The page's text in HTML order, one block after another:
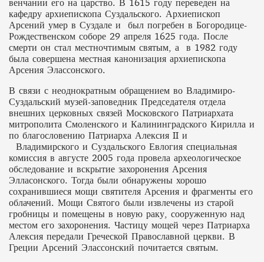
венчании его на царство. В 1615 году переведен на
кафедру архиепископа Суздальского. Архиепископ
Арсений умер в Суздале и был погребен в Богородице-
Рождественском соборе 29 апреля 1625 года. После
смерти он стал местночтимым святым, а в 1982 году
была совершена местная канонизация архиепископа
Арсения Элассонского.
В связи с неоднократным обращением во Владимиро-
Суздальский музей-заповедник Председателя отдела
внешних церковных связей Московского Патриархата
митрополита Смоленского и Калининградского Кирилла и
по благословению Патриарха Алексия II и
Владимирского и Суздальского Евлогия специальная
комиссия в августе 2005 года провела археологическое
обследование и вскрытие захоронения Арсения
Элласонского. Тогда были обнаружены хорошо
сохранившиеся мощи святителя Арсения и фрагменты его
облачений. Мощи Святого были извлечены из старой
гробницы и помещены в новую раку, сооруженную над
местом его захоронения. Частицу мощей через Патриарха
Алексия передали Греческой Православной церкви. В
Греции Арсений Элассонский почитается святым.